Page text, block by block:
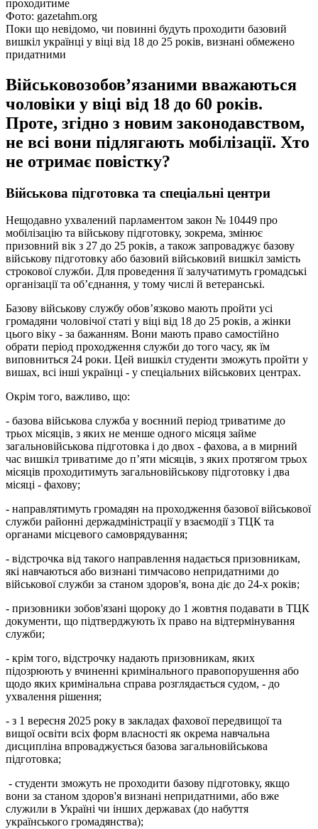
Фото: gazetahm.org
Поки що невідомо, чи повинні будуть проходити базовий
вишкіл українці у віці від 18 до 25 років, визнані обмежено
придатними
Військовозобов’язаними вважаються
чоловіки у віці від 18 до 60 років.
Проте, згідно з новим законодавством,
не всі вони підлягають мобілізації. Хто
не отримає повістку?
Військова підготовка та спеціальні центри
Нещодавно ухвалений парламентом закон № 10449 про
мобілізацію та військову підготовку, зокрема, змінює
призовний вік з 27 до 25 років, а також запроваджує базову
військову підготовку або базовий військовий вишкіл замість
строкової служби. Для проведення її залучатимуть громадські
організації та об’єднання, у тому числі й ветеранські.
Базову військову службу обов’язково мають пройти усі
громадяни чоловічої статі у віці від 18 до 25 років, а жінки
цього віку - за бажанням. Вони мають право самостійно
обрати період проходження служби до того часу, як їм
виповниться 24 роки. Цей вишкіл студенти зможуть пройти у
вишах, всі інші українці - у спеціальних військових центрах.
Окрім того, важливо, що:
- базова військова служба у воєнний період триватиме до
трьох місяців, з яких не менше одного місяця займе
загальновійськова підготовка і до двох - фахова, а в мирний
час вишкіл триватиме до п’яти місяців, з яких протягом трьох
місяців проходитимуть загальновійськову підготовку і два
місяці - фахову;
- направлятимуть громадян на проходження базової військової
служби районні держадміністрації у взаємодії з ТЦК та
органами місцевого самоврядування;
- відстрочка від такого направлення надається призовникам,
які навчаються або визнані тимчасово непридатними до
військової служби за станом здоров'я, вона діє до 24-х років;
- призовники зобов'язані щороку до 1 жовтня подавати в ТЦК
документи, що підтверджують їх право на відтермінування
служби;
- крім того, відстрочку надають призовникам, яких
підозрюють у вчиненні кримінального правопорушення або
щодо яких кримінальна справа розглядається судом, - до
ухвалення рішення;
- з 1 вересня 2025 року в закладах фахової передвищої та
вищої освіти всіх форм власності як окрема навчальна
дисципліна впроваджується базова загальновійськова
підготовка;
- студенти зможуть не проходити базову підготовку, якщо
вони за станом здоров'я визнані непридатними, або вже
служили в Україні чи інших державах (до набуття
українського громадянства);